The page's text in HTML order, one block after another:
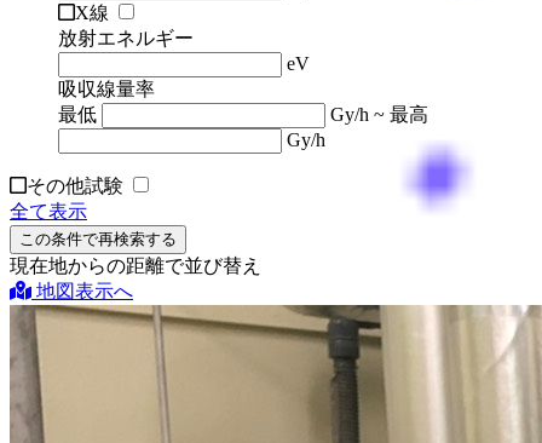
X線
放射エネルギー
eV
吸収線量率
最低
Gy/h ~ 最高
Gy/h
その他試験
全て表示
この条件で再検索する
現在地からの距離で並び替え
地図表示へ